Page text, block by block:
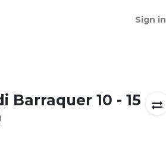
Sign in
Barraquer 10 - 15